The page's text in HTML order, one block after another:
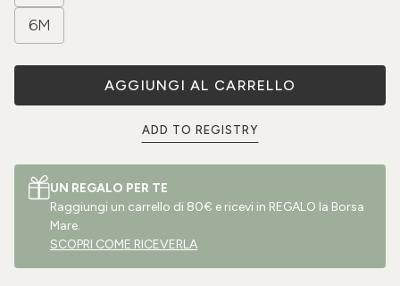
6M
AGGIUNGI AL CARRELLO
ADD TO REGISTRY
UN REGALO PER TE
Raggiungi un carrello di 80€ e ricevi in REGALO la Borsa
Mare.
SCOPRI COME RICEVERLA